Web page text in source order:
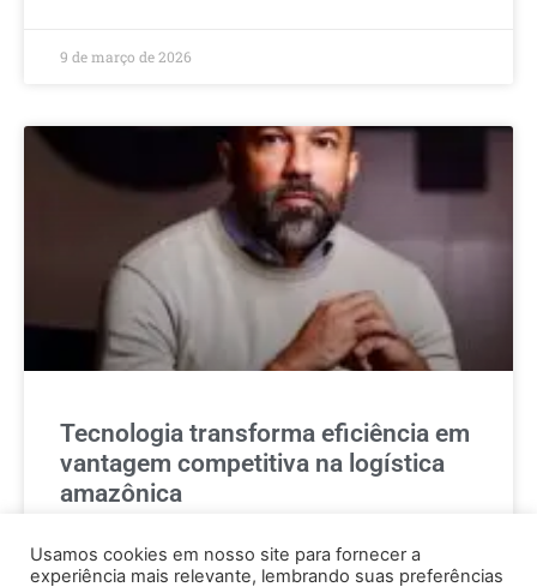
9 de março de 2026
Tecnologia transforma eficiência em
vantagem competitiva na logística
amazônica
2 de março de 2026
Usamos cookies em nosso site para fornecer a
experiência mais relevante, lembrando suas preferências